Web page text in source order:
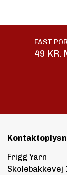
FAST
49 KR.
Frigg Yarn
Skolebakkevej